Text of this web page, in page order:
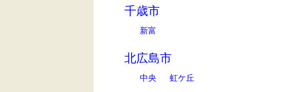
千歳市
新富
北広島市
中央 虹ケ丘